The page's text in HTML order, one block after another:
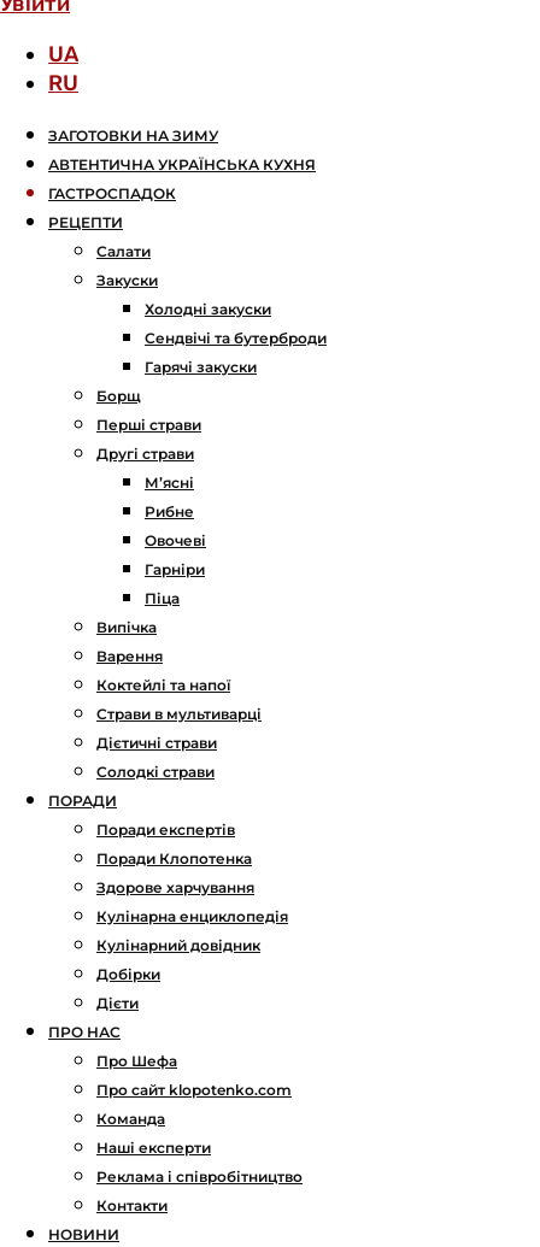
UA
RU
ЗАГОТОВКИ НА ЗИМУ
АВТЕНТИЧНА УКРАЇНСЬКА КУХНЯ
ГАСТРОСПАДОК
РЕЦЕПТИ
Салати
Закуски
Холодні закуски
Сендвічі та бутерброди
Гарячі закуски
Борщ
Перші страви
Другі страви
М’ясні
Рибне
Овочеві
Гарніри
Піца
Випічка
Варення
Коктейлі та напої
Страви в мультиварці
Дієтичні страви
Солодкі страви
ПОРАДИ
Поради експертів
Поради Клопотенка
Здорове харчування
Кулінарна енциклопедія
Кулінарний довідник
Добірки
Дієти
ПРО НАС
Про Шефа
Про сайт klopotenko.com
Команда
Наші експерти
Реклама і співробітництво
Контакти
НОВИНИ